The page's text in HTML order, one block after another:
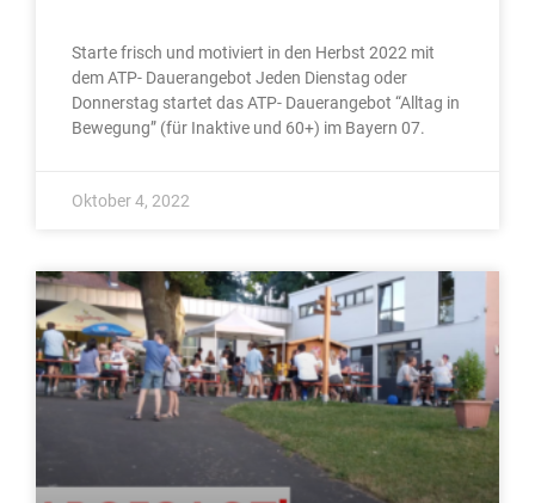
Starte frisch und motiviert in den Herbst 2022 mit
dem ATP- Dauerangebot Jeden Dienstag oder
Donnerstag startet das ATP- Dauerangebot “Alltag in
Bewegung” (für Inaktive und 60+) im Bayern 07.
Oktober 4, 2022